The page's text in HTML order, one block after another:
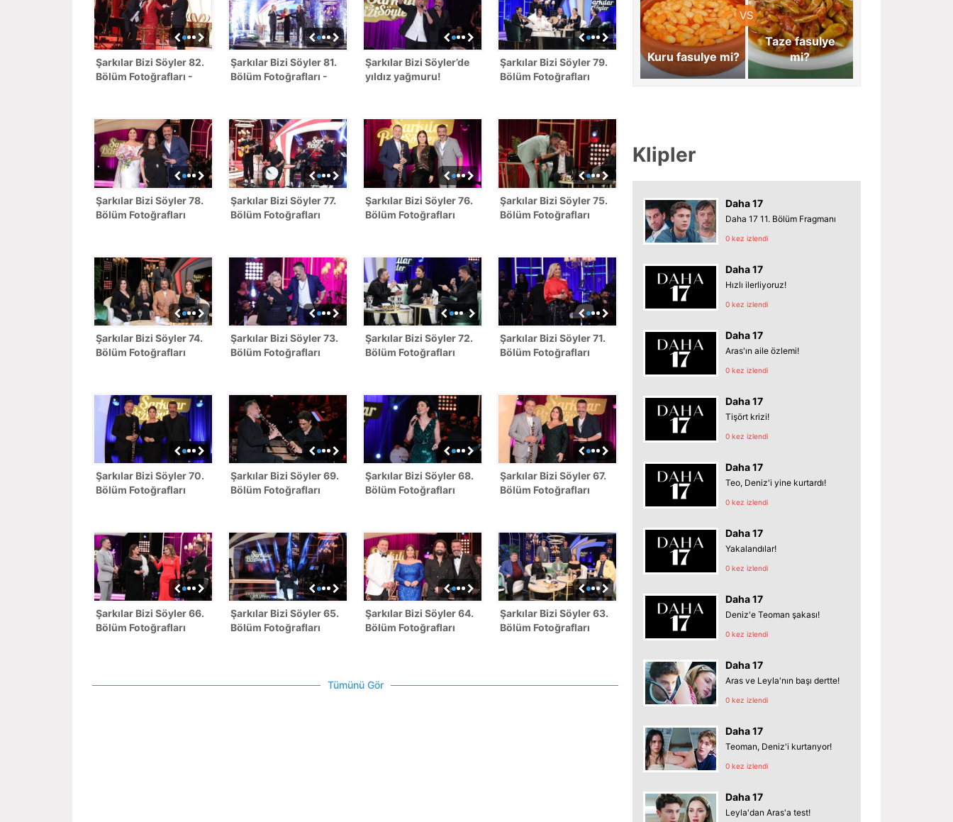
Şarkılar Bizi Söyler 82.
Bölüm Fotoğrafları -
Şarkılar Bizi Söyler 81.
Bölüm Fotoğrafları -
Şarkılar Bizi Söyler’de
yıldız yağmuru!
Şarkılar Bizi Söyler 79.
Bölüm Fotoğrafları
Şarkılar Bizi Söyler 78.
Bölüm Fotoğrafları
Şarkılar Bizi Söyler 77.
Bölüm Fotoğrafları
Şarkılar Bizi Söyler 76.
Bölüm Fotoğrafları
Şarkılar Bizi Söyler 75.
Bölüm Fotoğrafları
Şarkılar Bizi Söyler 74.
Bölüm Fotoğrafları
Şarkılar Bizi Söyler 73.
Bölüm Fotoğrafları
Şarkılar Bizi Söyler 72.
Bölüm Fotoğrafları
Şarkılar Bizi Söyler 71.
Bölüm Fotoğrafları
Şarkılar Bizi Söyler 70.
Bölüm Fotoğrafları
Şarkılar Bizi Söyler 69.
Bölüm Fotoğrafları
Şarkılar Bizi Söyler 68.
Bölüm Fotoğrafları
Şarkılar Bizi Söyler 67.
Bölüm Fotoğrafları
Şarkılar Bizi Söyler 66.
Bölüm Fotoğrafları
Şarkılar Bizi Söyler 65.
Bölüm Fotoğrafları
Şarkılar Bizi Söyler 64.
Bölüm Fotoğrafları
Şarkılar Bizi Söyler 63.
Bölüm Fotoğrafları
Tümünü Gör
Kuru fasulye mi?
Taze fasulye
mi?
Klipler
Daha 17
Daha 17 11. Bölüm Fragmanı
0 kez izlendi
Daha 17
Hızlı ilerliyoruz!
0 kez izlendi
Daha 17
Aras'ın aile özlemi!
0 kez izlendi
Daha 17
Tişört krizi!
0 kez izlendi
Daha 17
Teo, Deniz'i yine kurtardı!
0 kez izlendi
Daha 17
Yakalandılar!
0 kez izlendi
Daha 17
Deniz'e Teoman şakası!
0 kez izlendi
Daha 17
Aras ve Leyla'nın başı dertte!
0 kez izlendi
Daha 17
Teoman, Deniz'i kurtarıyor!
0 kez izlendi
Daha 17
Leyla'dan Aras'a test!